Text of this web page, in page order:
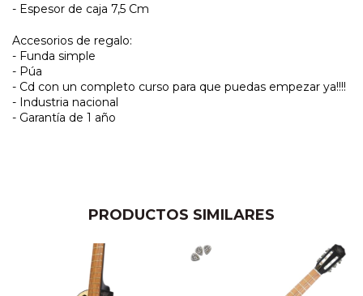
- Espesor de caja 7,5 Cm
Accesorios de regalo:
- Funda simple
- Púa
- Cd con un completo curso para que puedas empezar ya!!!!
- Industria nacional
- Garantía de 1 año
PRODUCTOS SIMILARES